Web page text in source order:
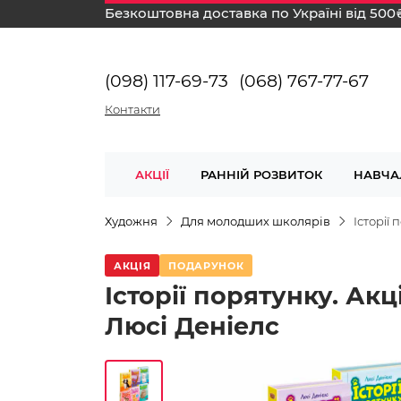
Безкоштовна доставка по Україні від
(098) 117-69-73 (068) 767-77-67
Контакти
АКЦІЇ РАННІЙ РОЗВИТОК
Художня Для молодших школярів
АКЦІЯ ПОДАРУНОК
Історії порятунку.
Люсі Деніелс